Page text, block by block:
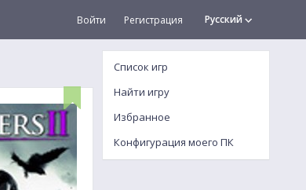
Русский
Войти Регистрация
Список игр
Найти игру
Избранное
Конфигурация моего ПК